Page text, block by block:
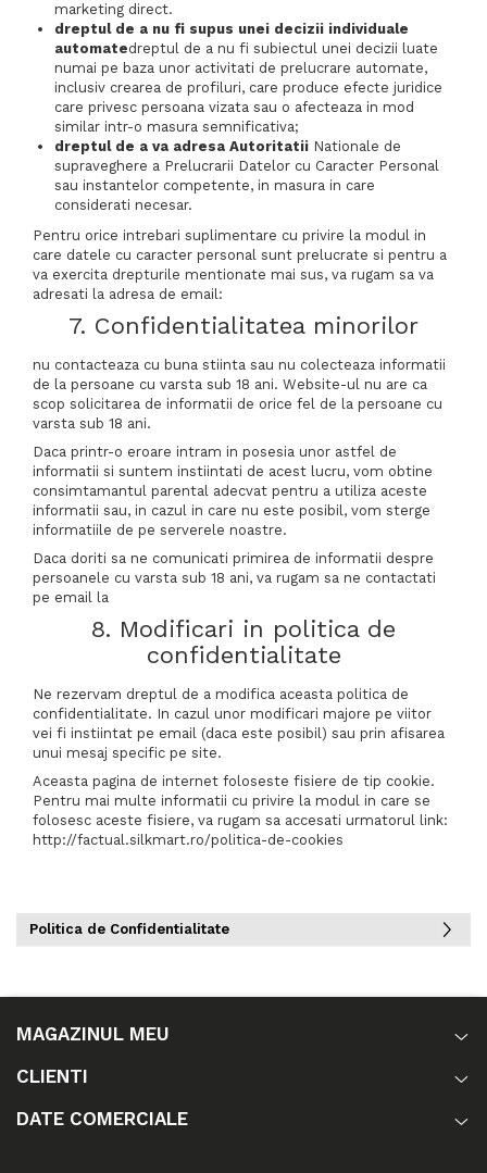
marketing direct.
dreptul de a nu fi supus unei decizii individuale
automatedreptul de a nu fi subiectul unei decizii luate
numai pe baza unor activitati de prelucrare automate,
inclusiv crearea de profiluri, care produce efecte juridice
care privesc persoana vizata sau o afecteaza in mod
similar intr-o masura semnificativa;
dreptul de a va adresa Autoritatii Nationale de
supraveghere a Prelucrarii Datelor cu Caracter Personal
sau instantelor competente, in masura in care
considerati necesar.
Pentru orice intrebari suplimentare cu privire la modul in
care datele cu caracter personal sunt prelucrate si pentru a
va exercita drepturile mentionate mai sus, va rugam sa va
adresati la adresa de email:
7. Confidentialitatea minorilor
nu contacteaza cu buna stiinta sau nu colecteaza informatii
de la persoane cu varsta sub 18 ani. Website-ul nu are ca
scop solicitarea de informatii de orice fel de la persoane cu
varsta sub 18 ani.
Daca printr-o eroare intram in posesia unor astfel de
informatii si suntem instiintati de acest lucru, vom obtine
consimtamantul parental adecvat pentru a utiliza aceste
informatii sau, in cazul in care nu este posibil, vom sterge
informatiile de pe serverele noastre.
Daca doriti sa ne comunicati primirea de informatii despre
persoanele cu varsta sub 18 ani, va rugam sa ne contactati
pe email la
8. Modificari in politica de
confidentialitate
Ne rezervam dreptul de a modifica aceasta politica de
confidentialitate. In cazul unor modificari majore pe viitor
vei fi instiintat pe email (daca este posibil) sau prin afisarea
unui mesaj specific pe site.
Aceasta pagina de internet foloseste fisiere de tip cookie.
Pentru mai multe informatii cu privire la modul in care se
folosesc aceste fisiere, va rugam sa accesati urmatorul link:
http://factual.silkmart.ro/politica-de-cookies
Politica de Confidentialitate
MAGAZINUL MEU
CLIENTI
DATE COMERCIALE